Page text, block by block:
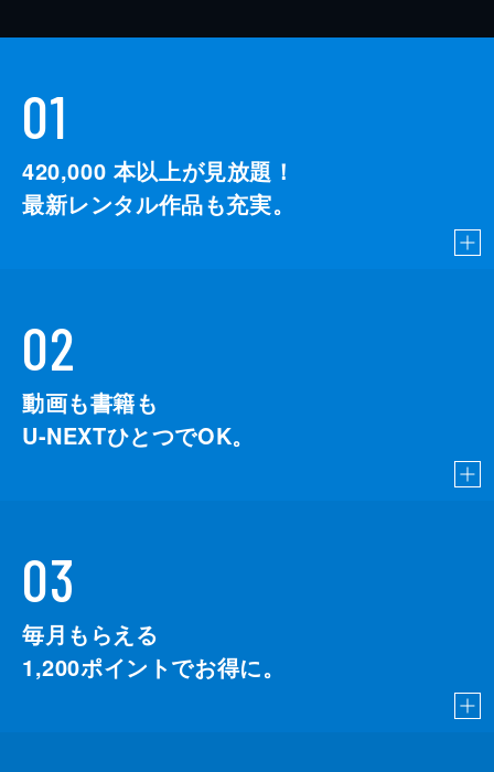
01
420,000 本以上が見放題！
最新レンタル作品も充実。
02
動画も書籍も
U-NEXTひとつでOK。
03
毎月もらえる
1,200ポイントでお得に。